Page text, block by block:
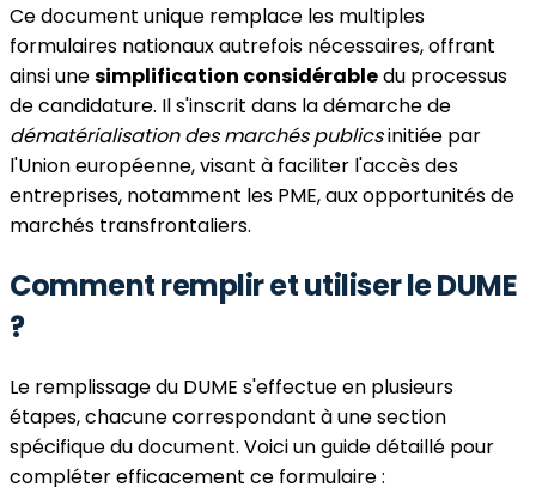
Ce document unique remplace les multiples
formulaires nationaux autrefois nécessaires, offrant
ainsi unesimplification considérabledu processus
de candidature. Il s'inscrit dans la démarche de
dématérialisation des marchés publicsinitiée par
l'Union européenne, visant à faciliter l'accès des
entreprises, notamment les PME, aux opportunités de
marchés transfrontaliers.
Comment remplir et utiliser le DUME
?
Le remplissage du DUME s'effectue en plusieurs
étapes, chacune correspondant à une section
spécifique du document. Voici un guide détaillé pour
compléter efficacement ce formulaire :